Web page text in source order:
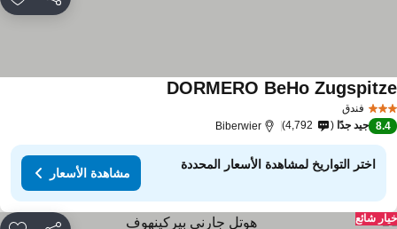
مشاركة
فندق
DORMERO BeHoمشاهدة الأسعار
8.4 جيد جدًا 4,792
Biberwier
اختر التواريخ لمشاهدة الأسعار المحددة
مشاهدة الأسعار
شائع